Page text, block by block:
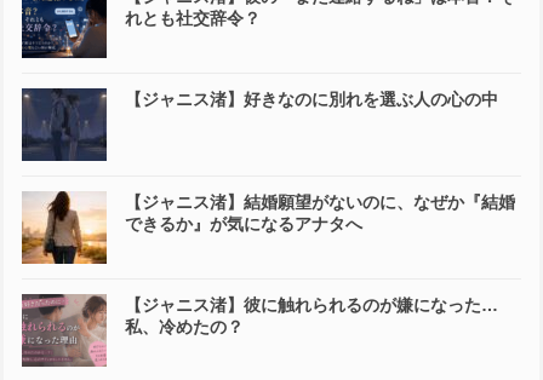
れとも社交辞令？
【ジャニス渚】好きなのに別れを選ぶ人の心の中
【ジャニス渚】結婚願望がないのに、なぜか『結婚
できるか』が気になるアナタへ
【ジャニス渚】彼に触れられるのが嫌になった…
私、冷めたの？